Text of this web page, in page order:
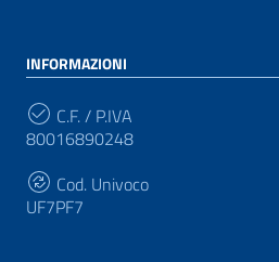
INFORMAZIONI
C.F. / P.IVA
80016890248
Cod. Univoco
UF7PF7